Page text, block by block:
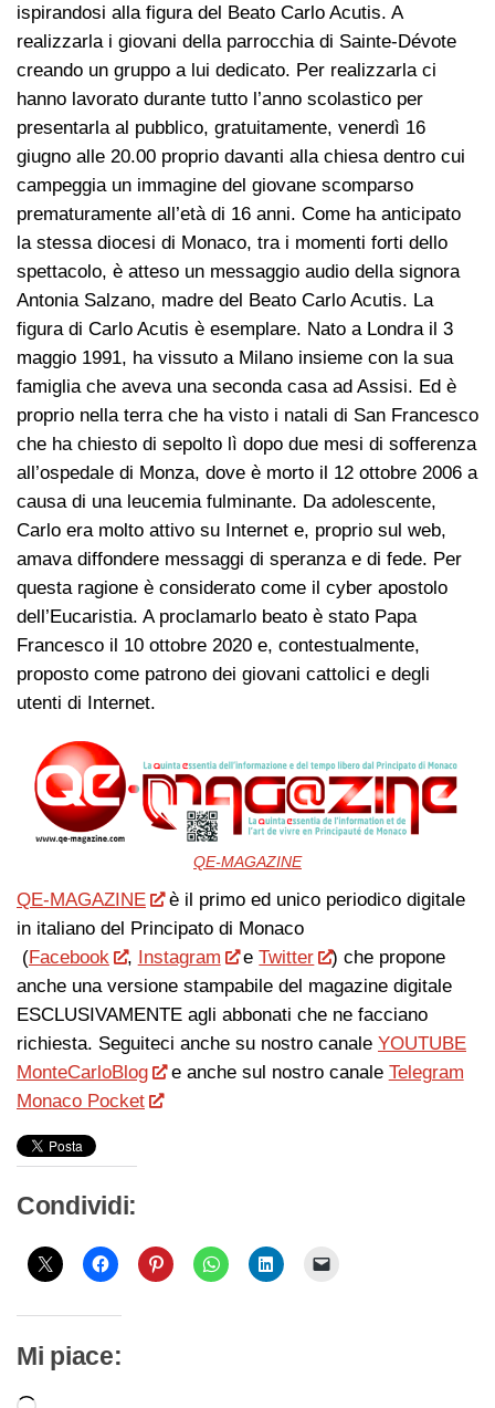
ispirandosi alla figura del Beato Carlo Acutis. A
realizzarla i giovani della parrocchia di Sainte-Dévote
creando un gruppo a lui dedicato. Per realizzarla ci
hanno lavorato durante tutto l’anno scolastico per
presentarla al pubblico, gratuitamente, venerdì 16
giugno alle 20.00 proprio davanti alla chiesa dentro cui
campeggia un immagine del giovane scomparso
prematuramente all’età di 16 anni. Come ha anticipato
la stessa diocesi di Monaco, tra i momenti forti dello
spettacolo, è atteso un messaggio audio della signora
Antonia Salzano, madre del Beato Carlo Acutis. La
figura di Carlo Acutis è esemplare. Nato a Londra il 3
maggio 1991, ha vissuto a Milano insieme con la sua
famiglia che aveva una seconda casa ad Assisi. Ed è
proprio nella terra che ha visto i natali di San Francesco
che ha chiesto di sepolto lì dopo due mesi di sofferenza
all’ospedale di Monza, dove è morto il 12 ottobre 2006 a
causa di una leucemia fulminante. Da adolescente,
Carlo era molto attivo su Internet e, proprio sul web,
amava diffondere messaggi di speranza e di fede. Per
questa ragione è considerato come il cyber apostolo
dell’Eucaristia. A proclamarlo beato è stato Papa
Francesco il 10 ottobre 2020 e, contestualmente,
proposto come patrono dei giovani cattolici e degli
utenti di Internet.
QE-MAGAZINE
QE-MAGAZINE
è il primo ed unico periodico digitale
in italiano del Principato di Monaco
(Facebook , Instagram eTwitter
) che propone
anche una versione stampabile del magazine digitale
ESCLUSIVAMENTE agli abbonati che ne facciano
richiesta. Seguiteci anche su nostro canale YOUTUBE
MonteCarloBlog
e anche sul nostro canale Telegram
Monaco Pocket
Condividi:
Mi piace: